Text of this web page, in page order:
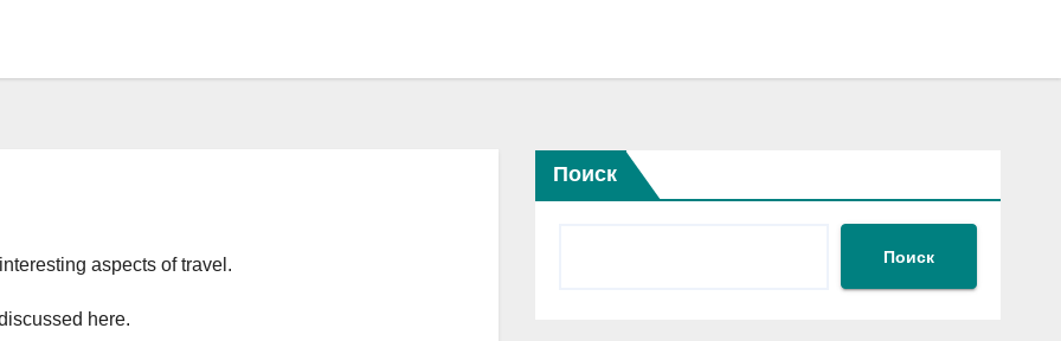
aspects of travel.
here.
Поиск
Поиск